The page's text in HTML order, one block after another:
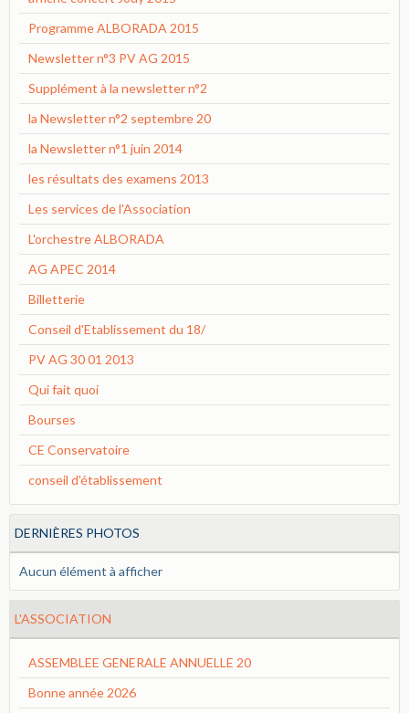
Programme ALBORADA 2015
Newsletter n°3 PV AG 2015
Supplément à la newsletter n°2
la Newsletter n°2 septembre 20
la Newsletter n°1 juin 2014
les résultats des examens 2013
Les services de l'Association
L'orchestre ALBORADA
AG APEC 2014
Billetterie
Conseil d'Etablissement du 18/
PV AG 30 01 2013
Qui fait quoi
Bourses
CE Conservatoire
conseil d'établissement
DERNIÈRES PHOTOS
Aucun élément à afficher
L'ASSOCIATION
ASSEMBLEE GENERALE ANNUELLE 20
Bonne année 2026